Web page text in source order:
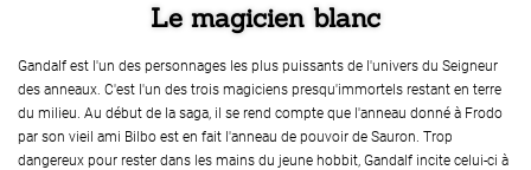
Le magicien blanc
Gandalf est l'un des personnages les plus puissants de l'univers du Seigneur
des anneaux. C'est l'un des trois magiciens presqu'immortels restant en terre
du milieu. Au début de la saga, il se rend compte que l'anneau donné à Frodo
par son vieil ami Bilbo est en fait l'anneau de pouvoir de Sauron. Trop
dangereux pour rester dans les mains du jeune hobbit, Gandalf incite celui-ci à